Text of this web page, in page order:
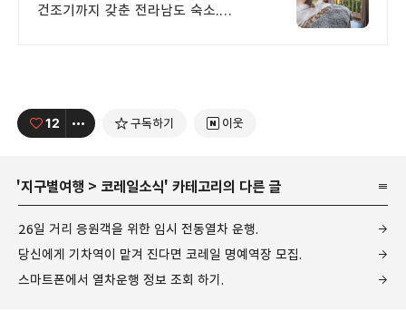
건조기까지 갖춘 전라남도 숙소.
12 구독하기 이웃
'지구별여행 > 코레일소식' 카테고리의 다른 글
26일 거리 응원객을 위한 임시 전동열차 운행.
당신에게 기차역이 맡겨 진다면 코레일 명예역장 모집.
스마트폰에서 열차운행 정보 조회 하기.